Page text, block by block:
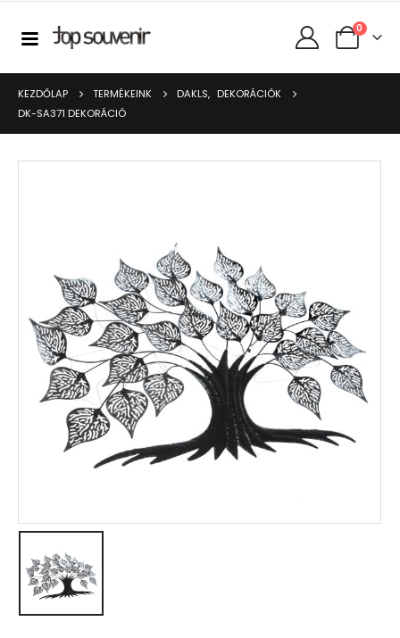
0
KEZDŐLAP TERMÉKEINK DAKLS, DEKORÁCIÓK
DK-SA371 DEKORÁCIÓ